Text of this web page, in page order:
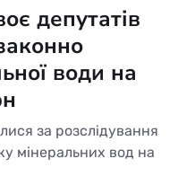
депутатів
води на
за розслідування
мінеральних вод на